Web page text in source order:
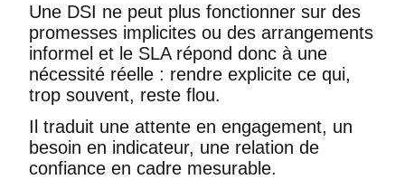
Une DSI ne peut plus fonctionner sur des
promesses implicites ou des arrangements
informel et le SLA répond donc à une
nécessité réelle : rendre explicite ce qui,
trop souvent, reste flou.
Il traduit une attente en engagement, un
besoin en indicateur, une relation de
confiance en cadre mesurable.